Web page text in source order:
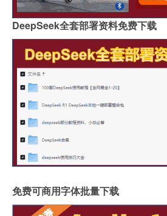
DeepSeek全套部署资料免费下载
免费可商用字体批量下载